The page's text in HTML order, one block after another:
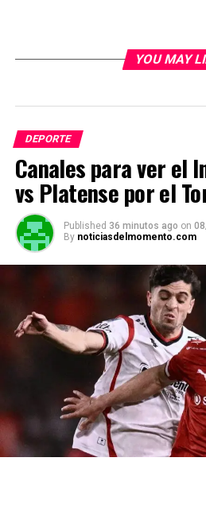
YOU MAY
DEPORTE
Canales para ver el
vs Platense por el
Published 36 minutos ago on
By noticiasdelmomento.com